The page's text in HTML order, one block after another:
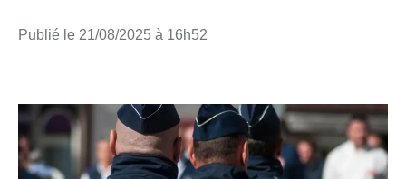
Publié le 21/08/2025 à 16h52